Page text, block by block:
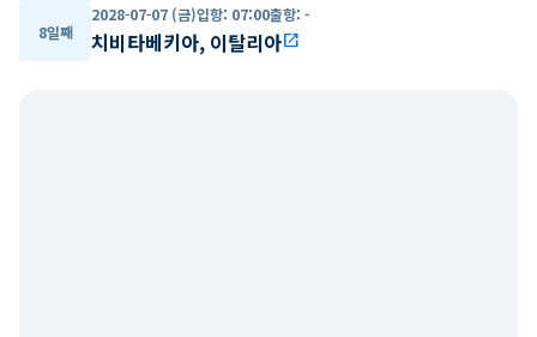
8일째
2028-07-07 (금)입항: 07:00출항: -
치비타베키아, 이탈리아open_in_new